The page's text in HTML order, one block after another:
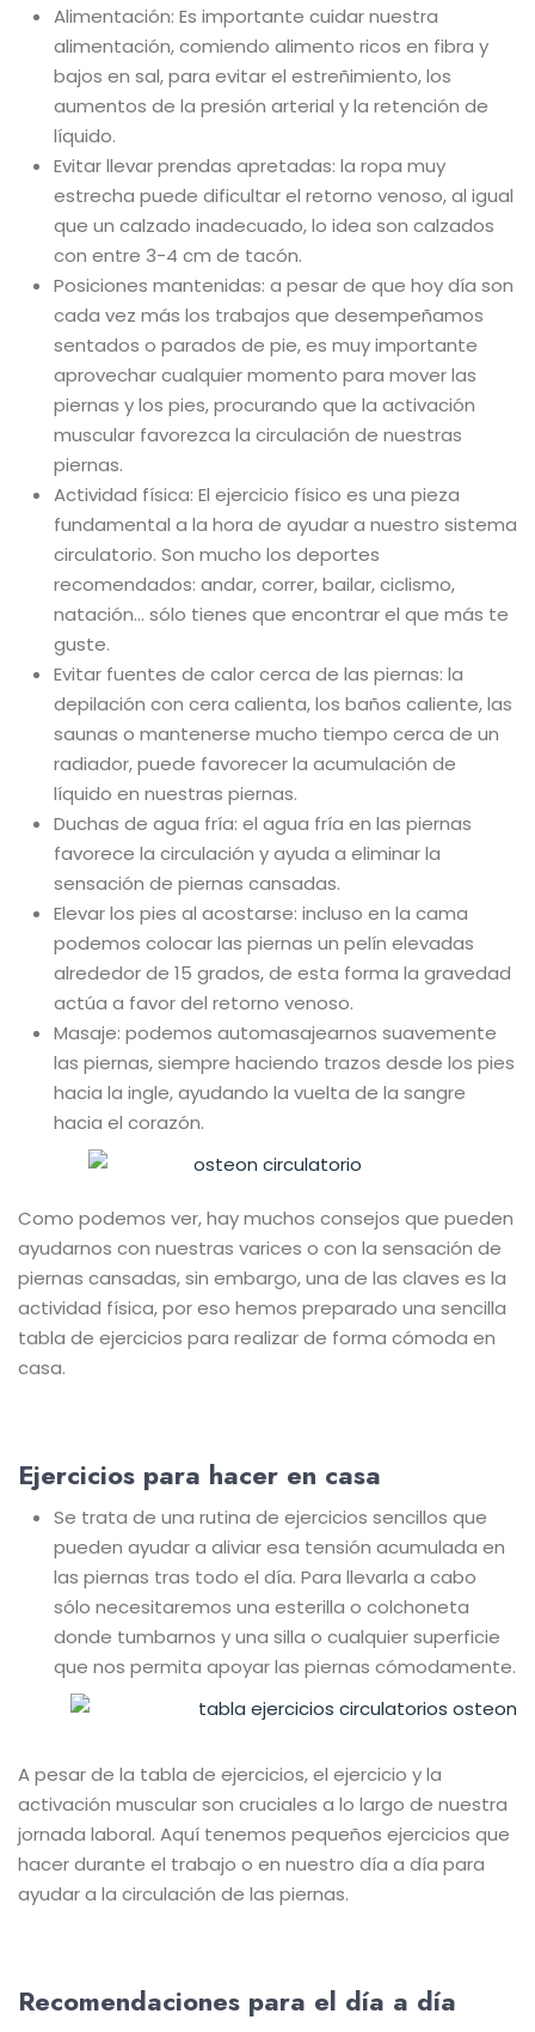
Alimentación: Es importante cuidar nuestra
alimentación, comiendo alimento ricos en fibra y
bajos en sal, para evitar el estreñimiento, los
aumentos de la presión arterial y la retención de
líquido.
Evitar llevar prendas apretadas: la ropa muy
estrecha puede dificultar el retorno venoso, al igual
que un calzado inadecuado, lo idea son calzados
con entre 3-4 cm de tacón.
Posiciones mantenidas: a pesar de que hoy día son
cada vez más los trabajos que desempeñamos
sentados o parados de pie, es muy importante
aprovechar cualquier momento para mover las
piernas y los pies, procurando que la activación
muscular favorezca la circulación de nuestras
piernas.
Actividad física: El ejercicio físico es una pieza
fundamental a la hora de ayudar a nuestro sistema
circulatorio. Son mucho los deportes
recomendados: andar, correr, bailar, ciclismo,
natación… sólo tienes que encontrar el que más te
guste.
Evitar fuentes de calor cerca de las piernas: la
depilación con cera calienta, los baños caliente, las
saunas o mantenerse mucho tiempo cerca de un
radiador, puede favorecer la acumulación de
líquido en nuestras piernas.
Duchas de agua fría: el agua fría en las piernas
favorece la circulación y ayuda a eliminar la
sensación de piernas cansadas.
Elevar los pies al acostarse: incluso en la cama
podemos colocar las piernas un pelín elevadas
alrededor de 15 grados, de esta forma la gravedad
actúa a favor del retorno venoso.
Masaje: podemos automasajearnos suavemente
las piernas, siempre haciendo trazos desde los pies
hacia la ingle, ayudando la vuelta de la sangre
hacia el corazón.
Como podemos ver, hay muchos consejos que pueden
ayudarnos con nuestras varices o con la sensación de
piernas cansadas, sin embargo, una de las claves es la
actividad física, por eso hemos preparado una sencilla
tabla de ejercicios para realizar de forma cómoda en
casa.
Ejercicios para hacer en casa
Se trata de una rutina de ejercicios sencillos que
pueden ayudar a aliviar esa tensión acumulada en
las piernas tras todo el día. Para llevarla a cabo
sólo necesitaremos una esterilla o colchoneta
donde tumbarnos y una silla o cualquier superficie
que nos permita apoyar las piernas cómodamente.
A pesar de la tabla de ejercicios, el ejercicio y la
activación muscular son cruciales a lo largo de nuestra
jornada laboral. Aquí tenemos pequeños ejercicios que
hacer durante el trabajo o en nuestro día a día para
ayudar a la circulación de las piernas.
Recomendaciones para el día a día